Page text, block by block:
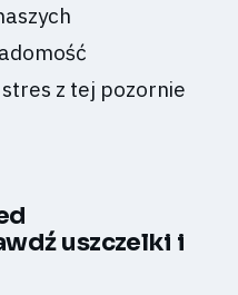
z tej pozornie
uszczelki i